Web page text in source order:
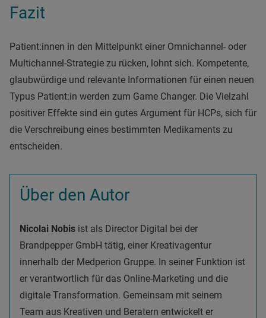
Fazit
Patient:innen in den Mittelpunkt einer Omnichannel- oder
Multichannel-Strategie zu rücken, lohnt sich. Kompetente,
glaubwürdige und relevante Informationen für einen neuen
Typus Patient:in werden zum Game Changer. Die Vielzahl
positiver Effekte sind ein gutes Argument für HCPs, sich für
die Verschreibung eines bestimmten Medikaments zu
entscheiden.
Über den Autor
Nicolai Nobis ist als Director Digital bei der
Brandpepper GmbH tätig, einer Kreativagentur
innerhalb der Medperion Gruppe. In seiner Funktion ist
er verantwortlich für das Online-Marketing und die
digitale Transformation. Gemeinsam mit seinem
Team aus Kreativen und Beratern entwickelt er